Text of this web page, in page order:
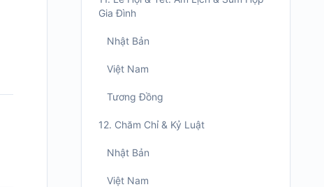
Gia Đình
Nhật Bản
Việt Nam
Tương Đồng
12. Chăm Chỉ & Kỷ Luật
Nhật Bản
Việt Nam